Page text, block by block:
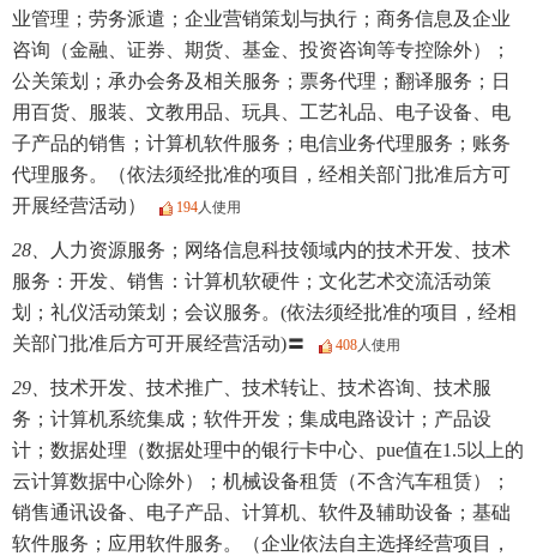
业管理；劳务派遣；企业营销策划与执行；商务信息及企业
咨询（金融、证券、期货、基金、投资咨询等专控除外）；
公关策划；承办会务及相关服务；票务代理；翻译服务；日
用百货、服装、文教用品、玩具、工艺礼品、电子设备、电
子产品的销售；计算机软件服务；电信业务代理服务；账务
代理服务。（依法须经批准的项目，经相关部门批准后方可
开展经营活动）
194人使用
28、
人力资源服务；网络信息科技领域内的技术开发、技术
服务：开发、销售：计算机软硬件；文化艺术交流活动策
划；礼仪活动策划；会议服务。(依法须经批准的项目，经相
关部门批准后方可开展经营活动)〓
408人使用
29、 技术开发、技术推广、技术转让、技术咨询、技术服
务；计算机系统集成；软件开发；集成电路设计；产品设
计；数据处理（数据处理中的银行卡中心、pue值在1.5以上的
云计算数据中心除外）；机械设备租赁（不含汽车租赁）；
销售通讯设备、电子产品、计算机、软件及辅助设备；基础
软件服务；应用软件服务。（企业依法自主选择经营项目，